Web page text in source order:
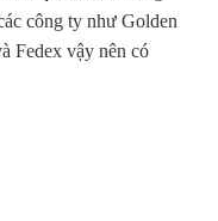
công ty như Golden
Fedex vậy nên có